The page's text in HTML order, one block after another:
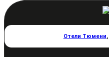
Отели Тюмени,